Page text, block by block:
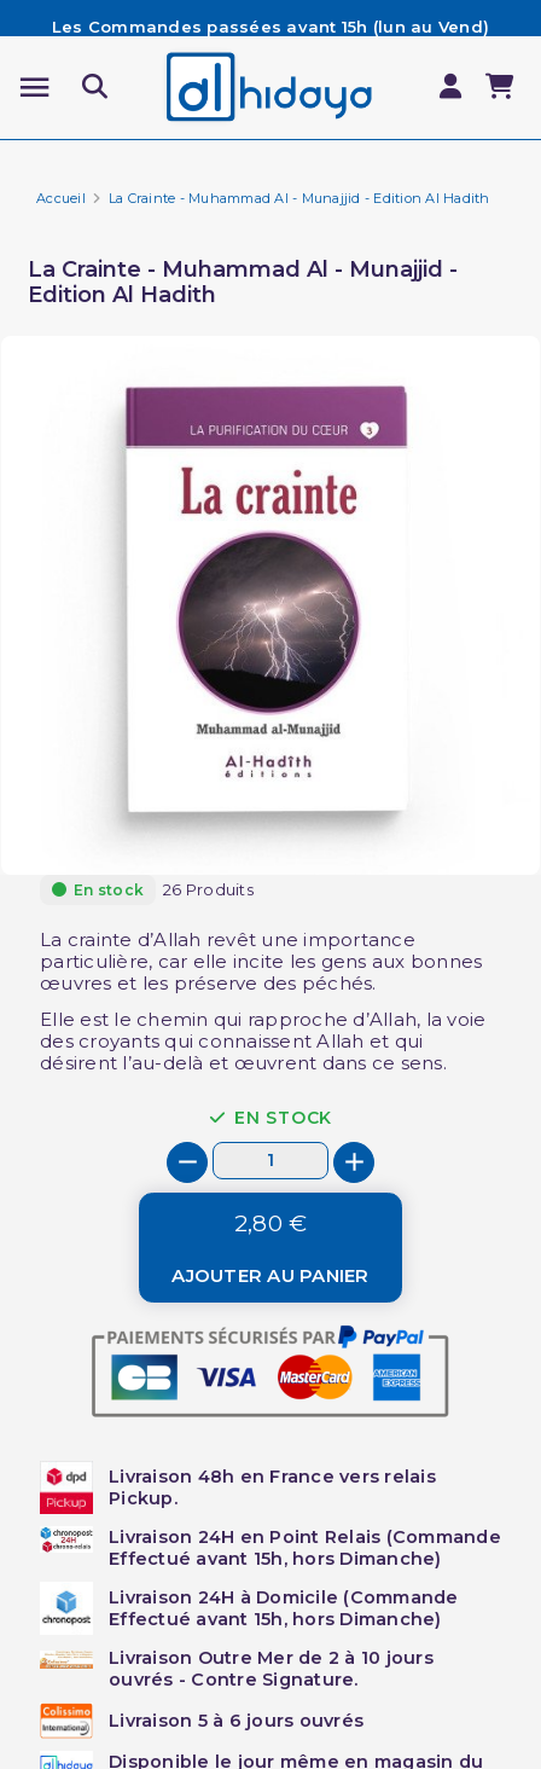
Les Commandes passées avant 15h (lun au Vend)
sont préparées et expédiées le jour même
Besoin d'aide ? Retrouvez notre FAQ
Livraison offerte à partir de 65€ d'achat*
Accueil La Crainte - Muhammad Al - Munajjid - Edition Al Hadith
La Crainte - Muhammad Al - Munajjid -
Edition Al Hadith
En stock 26 Produits
La crainte d’Allah revêt une importance
particulière, car elle incite les gens aux bonnes
œuvres et les préserve des péchés.
Elle est le chemin qui rapproche d’Allah, la voie
des croyants qui connaissent Allah et qui
désirent l’au-delà et œuvrent dans ce sens.
EN STOCK
2,80 €
AJOUTER AU PANIER
Livraison 48h en France vers relais
Pickup.
Livraison 24H en Point Relais (Commande
Effectué avant 15h, hors Dimanche)
Livraison 24H à Domicile (Commande
Effectué avant 15h, hors Dimanche)
Livraison Outre Mer de 2 à 10 jours
ouvrés - Contre Signature.
Livraison 5 à 6 jours ouvrés
Disponible le jour même en magasin du